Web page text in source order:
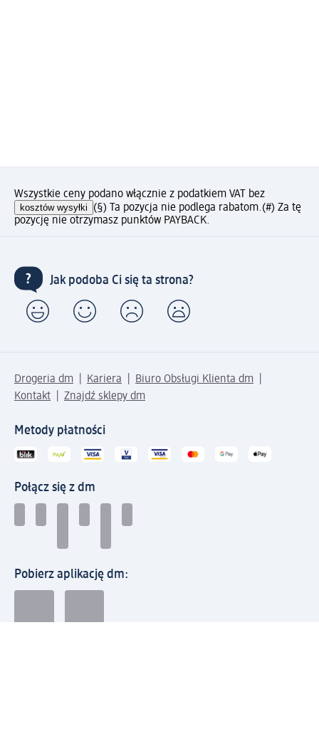
Wszystkie ceny podano włącznie z podatkiem VAT bez
kosztów wysyłki (§) Ta pozycja nie podlega rabatom.(#) Za tę
pozycję nie otrzymasz punktów PAYBACK.
Jak podoba Ci się ta strona?
Drogeria dm Kariera
Biuro Obsługi Klienta dm
Kontakt
Znajdź sklepy dm
Metody płatności
Połącz się z dm
Pobierz aplikację dm: